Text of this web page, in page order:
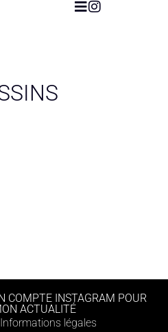
COMPTE INSTAGRAM POUR
ACTUALITÉ
Informations légales